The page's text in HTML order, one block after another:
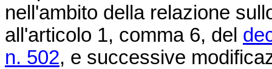
nell'ambito della relazione
all'articolo 1, comma 6, del
n. 502, e successive